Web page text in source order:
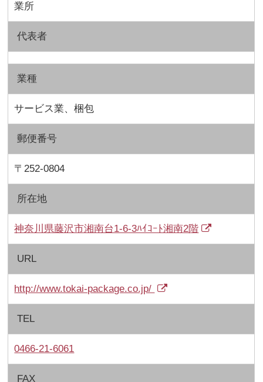
業所
代表者
業種
サービス業、梱包
郵便番号
〒252-0804
所在地
神奈川県藤沢市湘南台1-6-3ﾊｲｺｰﾄ湘南2階
URL
http://www.tokai-package.co.jp/
TEL
0466-21-6061
FAX